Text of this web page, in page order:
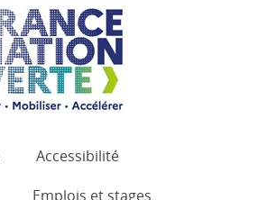
Accessibilité
Emplois et stages